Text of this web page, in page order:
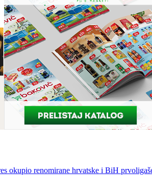
okupio renomirane hrvatske i BiH